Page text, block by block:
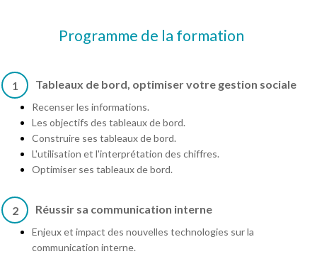
Programme de la formation
1 Tableaux de bord, optimiser votre gestion sociale
Recenser les informations.
Les objectifs des tableaux de bord.
Construire ses tableaux de bord.
L'utilisation et l'interprétation des chiffres.
Optimiser ses tableaux de bord.
2 Réussir sa communication interne
Enjeux et impact des nouvelles technologies sur la
communication interne.